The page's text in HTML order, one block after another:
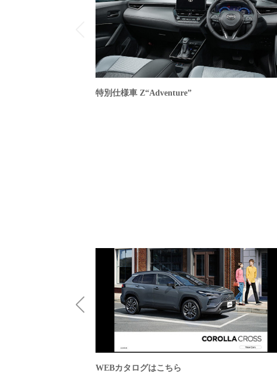
特別仕様車 Z“Adventure”
WEBカタログはこちら